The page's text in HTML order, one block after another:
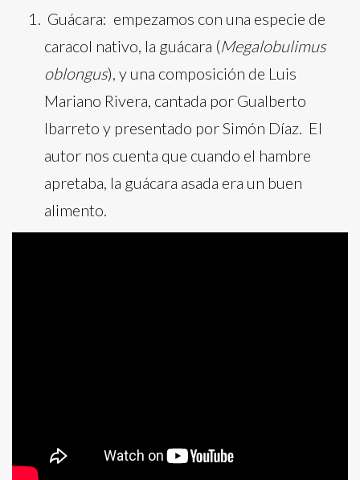
Guácara: empezamos con una especie de
caracol nativo, la guácara (Megalobulimus
oblongus), y una composición de Luis
Mariano Rivera, cantada por Gualberto
Ibarreto y presentado por Simón Díaz. El
autor nos cuenta que cuando el hambre
apretaba, la guácara asada era un buen
alimento.